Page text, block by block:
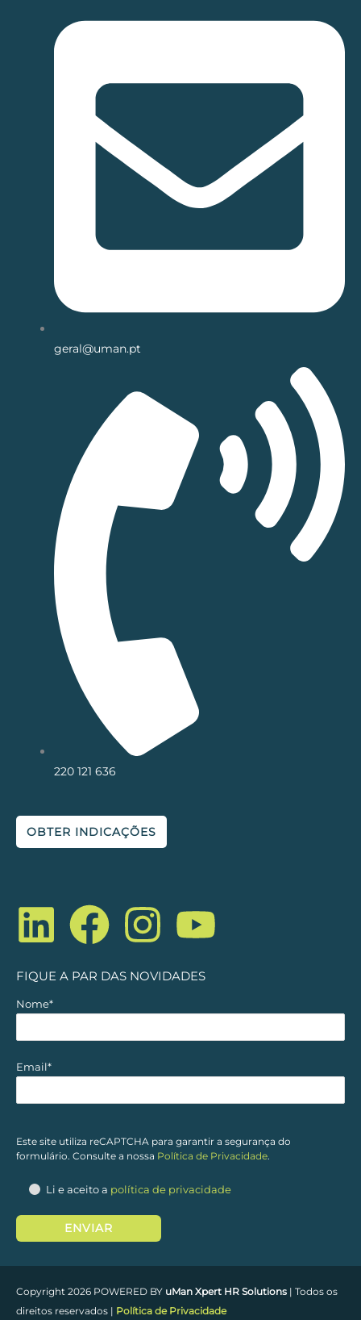
geral@uman.pt
220 121 636
OBTER INDICAÇÕES
L
i
n
k
e
d
i
n
F
a
c
e
o
o
k
I
n
s
t
g
r
a
m
Y
o
u
t
b
e
FIQUE A PAR DAS NOVIDADES
Nome*
Email*
Este site utiliza reCAPTCHA para garantir a segurança do
formulário. Consulte a nossa Política de Privacidade.
Li e aceito a política de privacidade
Copyright 2026 POWERED BY uMan Xpert HR Solutions | Todos os
direitos reservados | Política de Privacidade